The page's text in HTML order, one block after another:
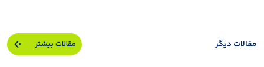
مقالات دیگر مقالات بیشتر